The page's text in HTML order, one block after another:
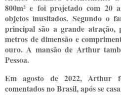
800m² e foi projetado com 20
objetos inusitados. Segundo o
principal são a grande atração,
metros de dimensão e
ouro. A mansão de Arthur
Pessoa.
Em agosto de 2022, Arthur
comentados no Brasil, após se